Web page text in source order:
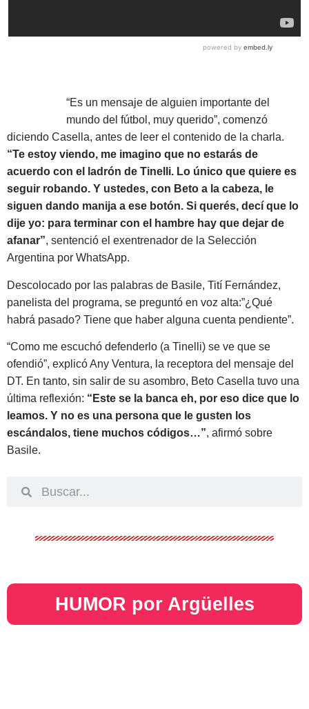
“Es un mensaje de alguien importante del
mundo del fútbol, muy querido”, comenzó
diciendo Casella, antes de leer el contenido de la charla.
“Te estoy viendo, me imagino que no estarás de
acuerdo con el ladrón de Tinelli. Lo único que quiere es
seguir robando. Y ustedes, con Beto a la cabeza, le
siguen dando manija a ese botón. Si querés, decí que lo
dije yo: para terminar con el hambre hay que dejar de
afanar”, sentenció el exentrenador de la Selección
Argentina por WhatsApp.
Descolocado por las palabras de Basile, Tití Fernández,
panelista del programa, se preguntó en voz alta:”¿Qué
habrá pasado? Tiene que haber alguna cuenta pendiente”.
“Como me escuchó defenderlo (a Tinelli) se ve que se
ofendió”, explicó Any Ventura, la receptora del mensaje del
DT. En tanto, sin salir de su asombro, Beto Casella tuvo una
última reflexión: “Este se la banca eh, por eso dice que lo
leamos. Y no es una persona que le gusten los
escándalos, tiene muchos códigos…”, afirmó sobre
Basile.
HUMOR por Argüelles​